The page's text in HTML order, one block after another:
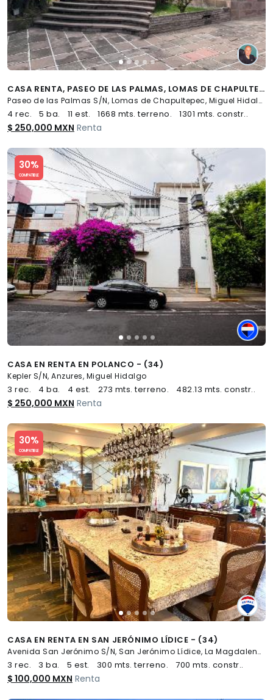
CASA RENTA, PASEO DE LAS PALMAS, LOMAS DE CHAPULTEPEC - (34)
Paseo de las Palmas S/N, Lomas de Chapultepec, Miguel Hidalgo
4 rec. 5 ba. 11 est. 1668 mts. terreno. 1301 mts. constr..
$ 250,000 MXN Renta
30%
COMPATIBLE
Slide 1 of 5
CASA EN RENTA EN POLANCO - (34)
Kepler S/N, Anzures, Miguel Hidalgo
3 rec. 4 ba. 4 est. 273 mts. terreno. 482.13 mts. constr..
$ 250,000 MXN Renta
30%
COMPATIBLE
Slide 1 of 5
CASA EN RENTA EN SAN JERÓNIMO LÍDICE - (34)
Avenida San Jerónimo S/N, San Jerónimo Lídice, La Magdalena Contreras
3 rec. 3 ba. 5 est. 300 mts. terreno. 700 mts. constr..
$ 100,000 MXN Renta